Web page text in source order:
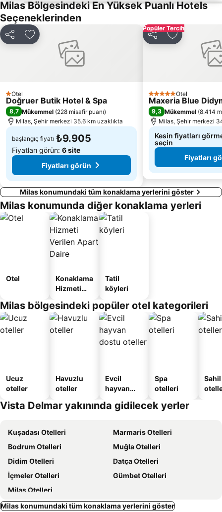
Çanakkale Limanı
Yalıköy
Bodrum Dolphin Park
Akti Zouroudi
Bodrum Sualtı Arkeoloji Müzesi
Tavşan Adası
Sahte Cennet Beach Club Bar & Restoran
Apollo Temple
Porto of Kos
Lambi Beach
Çayıraltı Halk Plajı
Cumhuriyet Caddesi
Halikarnas Mozolesi
Milas Bölgesindeki En Yüksek Puanlı Hotels
Seçeneklerinden
Paylaş Favorilerime ekle
1 Yıldız
Otel
Doğruer Butik Hotel & Spa
8,7 Mükemmel (228 misafir puanı)
Milas, Şehir merkezi 35.6 km uzaklıkta
başlangıç fiyatı ₺9.905
Fiyatları görün: 6 site
Fiyatları görün
Popüler Tercih
Paylaş Favorilerime
5 Yıldız Otel
Maxeria Blue
9,3 Mükemmel (8.414
Milas, Şehir merkezi
Kesin fiyatları
seçin
Fiyatları
Milas konumundaki tüm konaklama yerlerini göster
Milas konumunda diğer konaklama yerleri
Otel
Konaklama
Hizmeti
Apart
Daire
Tatil
köyleri
Milas bölgesindeki popüler otel kategorileri
Ucuz
oteller
Havuzlu
oteller
Evcil
hayvan
oteller
Spa
otelleri
Sahil
Vista Delmar yakınında gidilecek yerler
Kuşadası Otelleri
Marmaris Otelleri
Bodrum Otelleri
Muğla Otelleri
Didim Otelleri
Datça Otelleri
İçmeler Otelleri
Gümbet Otelleri
Milas Otelleri
Milas konumundaki tüm konaklama yerlerini göster